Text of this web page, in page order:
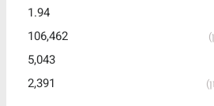
1.94
106,462
5,043
2,391